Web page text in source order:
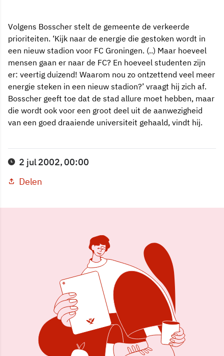
Volgens Bosscher stelt de gemeente de verkeerde
prioriteiten. ‘Kijk naar de energie die gestoken wordt in
een nieuw stadion voor FC Groningen. (..) Maar hoeveel
mensen gaan er naar de FC? En hoeveel studenten zijn
er: veertig duizend! Waarom nou zo ontzettend veel meer
energie steken in een nieuw stadion?’ vraagt hij zich af.
Bosscher geeft toe dat de stad allure moet hebben, maar
die wordt ook voor een groot deel uit de aanwezigheid
van een goed draaiende universiteit gehaald, vindt hij.
2 jul 2002, 00:00
Delen